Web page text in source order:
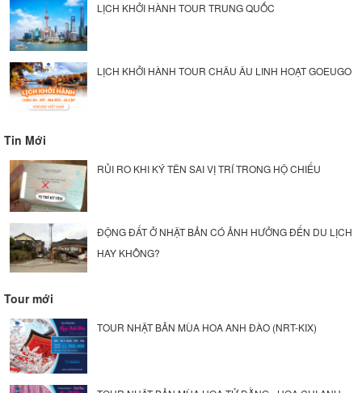
LỊCH KHỞI HÀNH TOUR TRUNG QUỐC
LỊCH KHỞI HÀNH TOUR CHÂU ÂU LINH HOẠT GOEUGO
Tin Mới
RỦI RO KHI KÝ TÊN SAI VỊ TRÍ TRONG HỘ CHIẾU
ĐỘNG ĐẤT Ở NHẬT BẢN CÓ ẢNH HƯỞNG ĐẾN DU LỊCH
HAY KHÔNG?
Tour mới
TOUR NHẬT BẢN MÙA HOA ANH ĐÀO (NRT-KIX)